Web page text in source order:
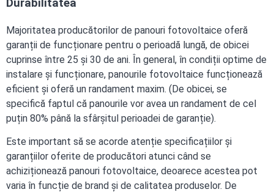
Durabilitatea
Majoritatea producătorilor de panouri fotovoltaice oferă
garanții de funcționare pentru o perioadă lungă, de obicei
cuprinse între 25 și 30 de ani. În general, în condiții optime de
instalare și funcționare, panourile fotovoltaice funcționează
eficient și oferă un randament maxim. (De obicei, se
specifică faptul că panourile vor avea un randament de cel
puțin 80% până la sfârșitul perioadei de garanție).
Este important să se acorde atenție specificațiilor și
garanțiilor oferite de producători atunci când se
achiziționează panouri fotovoltaice, deoarece acestea pot
varia în funcție de brand și de calitatea produselor. De